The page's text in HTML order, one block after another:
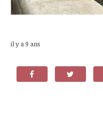
il y a 9 ans